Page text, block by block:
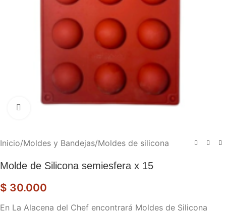
Haga clic para ampliar
Inicio/Moldes y Bandejas/Moldes de silicona
Molde de Silicona semiesfera x 15
$ 30.000
En La Alacena del Chef encontrará Moldes de Silicona